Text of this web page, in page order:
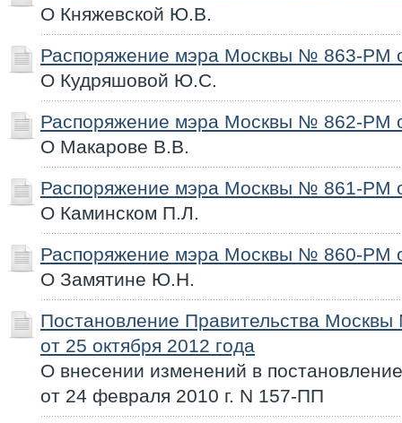
О Княжевской Ю.В.
Распоряжение мэра Москвы № 863-РМ
О Кудряшовой Ю.С.
Распоряжение мэра Москвы № 862-РМ
О Макарове В.В.
Распоряжение мэра Москвы № 861-РМ
О Каминском П.Л.
Распоряжение мэра Москвы № 860-РМ
О Замятине Ю.Н.
Постановление Правительства
от 25 октября 2012 года
О внесении изменений в
от 24 февраля 2010 г. N 157-ПП